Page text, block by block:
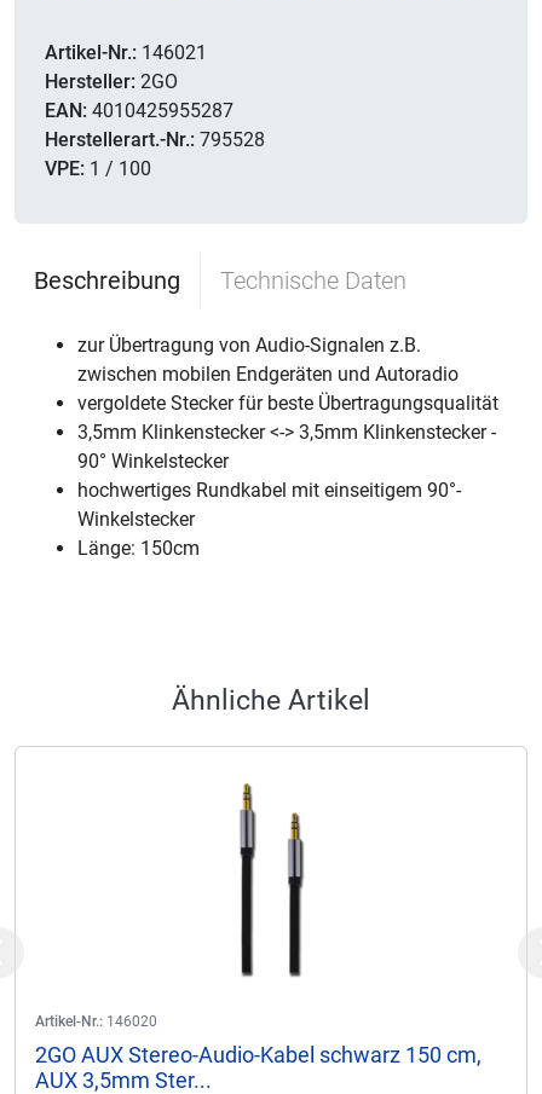
Artikel-Nr.: 146021
Hersteller: 2GO
EAN: 4010425955287
Herstellerart.-Nr.: 795528
VPE: 1 / 100
Beschreibung Technische Daten
zur Übertragung von Audio-Signalen z.B.
zwischen mobilen Endgeräten und Autoradio
vergoldete Stecker für beste Übertragungsqualität
3,5mm Klinkenstecker <-> 3,5mm Klinkenstecker -
90° Winkelstecker
hochwertiges Rundkabel mit einseitigem 90°-
Winkelstecker
Länge: 150cm
Ähnliche Artikel
Artikel-Nr.: 146020
2GO AUX Stereo-Audio-Kabel schwarz 150 cm,
AUX 3,5mm Ster...